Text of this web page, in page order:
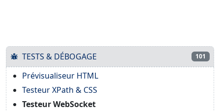
TESTS & DÉBOGAGE 101
Prévisualiseur HTML
Testeur XPath & CSS
Testeur WebSocket